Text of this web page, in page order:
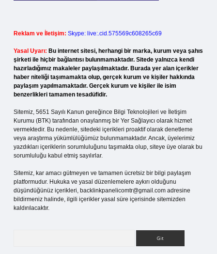
Reklam ve İletişim: Skype: live:.cid.575569c608265c69
Yasal Uyarı: Bu internet sitesi, herhangi bir marka, kurum veya şahıs
şirketi ile hiçbir bağlantısı bulunmamaktadır. Sitede yalnızca kendi
hazırladığımız makaleler paylaşılmaktadır. Burada yer alan içerikler
haber niteliği taşımamakta olup, gerçek kurum ve kişiler hakkında
paylaşım yapılmamaktadır. Gerçek kurum ve kişiler ile isim
benzerlikleri tamamen tesadüfidir.
Sitemiz, 5651 Sayılı Kanun gereğince Bilgi Teknolojileri ve İletişim
Kurumu (BTK) tarafından onaylanmış bir Yer Sağlayıcı olarak hizmet
vermektedir. Bu nedenle, sitedeki içerikleri proaktif olarak denetleme
veya araştırma yükümlülüğümüz bulunmamaktadır. Ancak, üyelerimiz
yazdıkları içeriklerin sorumluluğunu taşımakta olup, siteye üye olarak bu
sorumluluğu kabul etmiş sayılırlar.
Sitemiz, kar amacı gütmeyen ve tamamen ücretsiz bir bilgi paylaşım
platformudur. Hukuka ve yasal düzenlemelere aykırı olduğunu
düşündüğünüz içerikleri, backlinkpanelicomtr@gmail.com adresine
bildirmeniz halinde, ilgili içerikler yasal süre içerisinde sitemizden
kaldırılacaktır.